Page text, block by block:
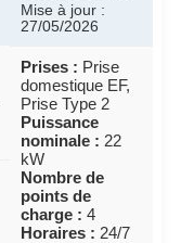
Mise à jour :
27/05/2026
Prises : Prise
domestique EF,
Prise Type 2
Puissance
nominale : 22
kW
Nombre de
points de
charge : 4
Horaires : 24/7